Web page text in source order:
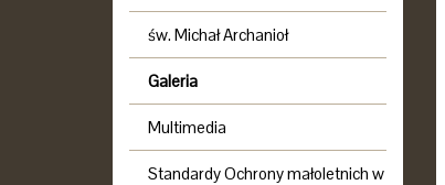
św. Michał Archanioł
Galeria
Multimedia
Standardy Ochrony małoletnich w